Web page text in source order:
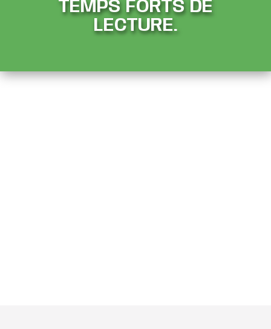
TEMPS FORTS DE
LECTURE.